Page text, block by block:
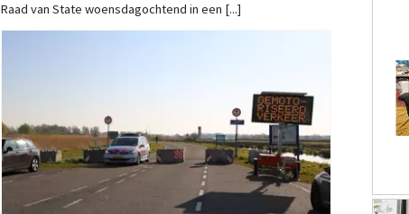
Raad van State woensdagochtend in een [...]